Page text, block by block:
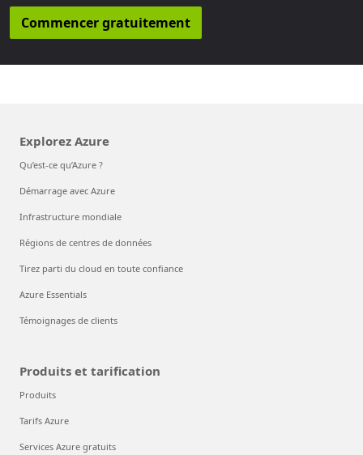
Commencer gratuitement
Explorez Azure
Qu’est-ce qu’Azure ?
Démarrage avec Azure
Infrastructure mondiale
Régions de centres de données
Tirez parti du cloud en toute confiance
Azure Essentials
Témoignages de clients
Produits et tarification
Produits
Tarifs Azure
Services Azure gratuits